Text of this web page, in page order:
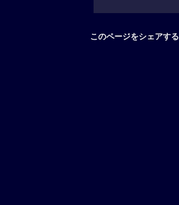
このページをシェアする